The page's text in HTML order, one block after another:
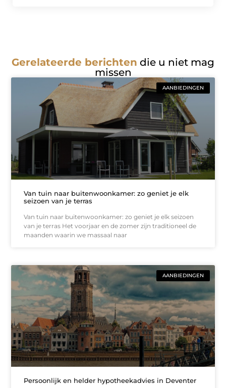
Gerelateerde berichten die u niet mag
missen
AANBIEDINGEN
Van tuin naar buitenwoonkamer: zo geniet je elk
seizoen van je terras
Van tuin naar buitenwoonkamer: zo geniet je elk seizoen
van je terras Het voorjaar en de zomer zijn traditioneel de
maanden waarin we massaal naar
AANBIEDINGEN
Persoonlijk en helder hypotheekadvies in Deventer